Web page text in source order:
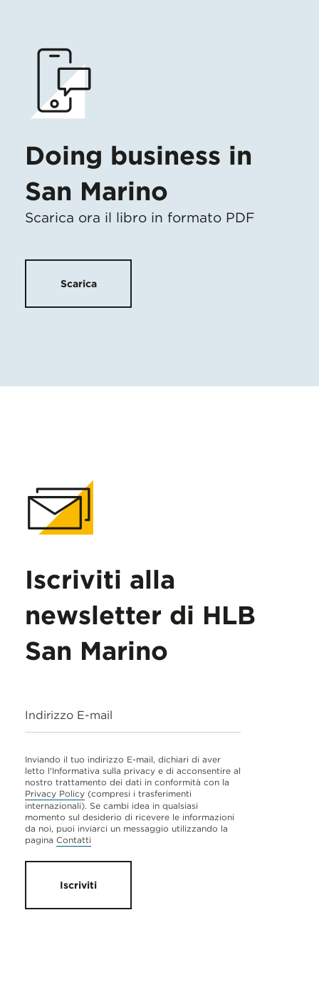
Doing business in
San Marino
Scarica ora il libro in formato PDF
Scarica
Iscriviti alla
newsletter di HLB
San Marino
Indirizzo E-mail
Inviando il tuo indirizzo E-mail, dichiari di aver
letto l'Informativa sulla privacy e di acconsentire al
nostro trattamento dei dati in conformità con la
Privacy Policy (compresi i trasferimenti
internazionali). Se cambi idea in qualsiasi
momento sul desiderio di ricevere le informazioni
da noi, puoi inviarci un messaggio utilizzando la
pagina Contatti
Iscriviti